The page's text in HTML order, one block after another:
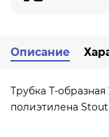
Описание
Трубка Т-
полиэтилена Stout